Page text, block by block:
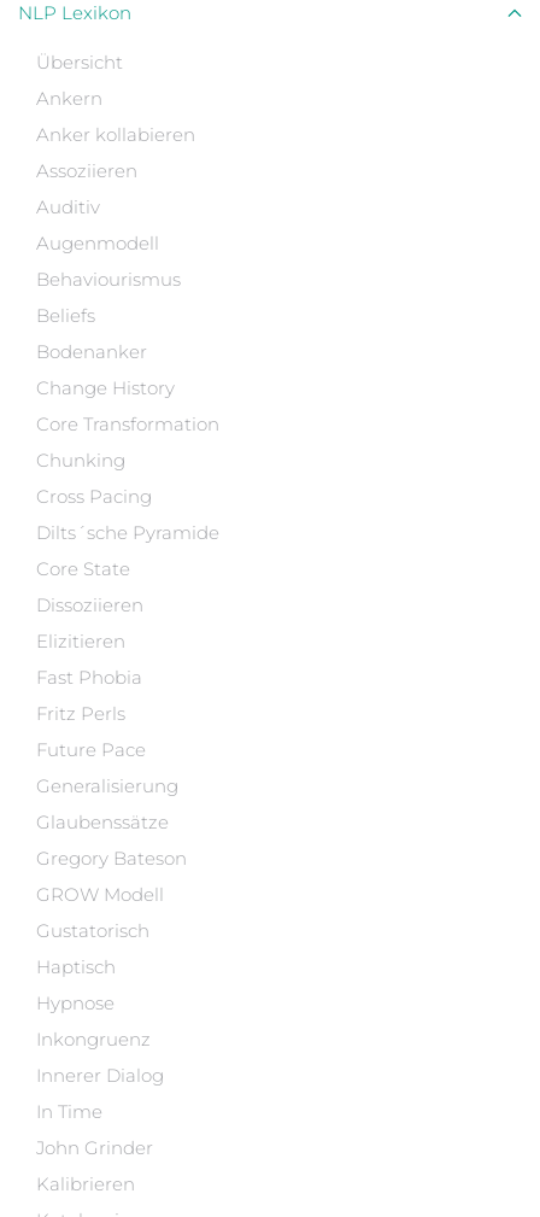
NLP Lexikon
Übersicht
Ankern
Anker kollabieren
Assoziieren
Auditiv
Augenmodell
Behaviourismus
Beliefs
Bodenanker
Change History
Core Transformation
Chunking
Cross Pacing
Dilts´sche Pyramide
Core State
Dissoziieren
Elizitieren
Fast Phobia
Fritz Perls
Future Pace
Generalisierung
Glaubenssätze
Gregory Bateson
GROW Modell
Gustatorisch
Haptisch
Hypnose
Inkongruenz
Innerer Dialog
In Time
John Grinder
Kalibrieren